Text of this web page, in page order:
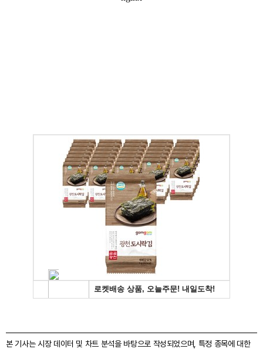
본 기사는 시장 데이터 및 차트 분석을 바탕으로 작성되었으며, 특정 종목에 대한